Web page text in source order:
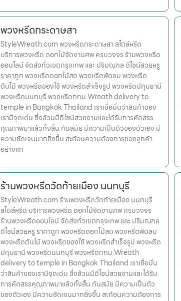
พวงหรีดกระดาษสา
StyleWreath.com พวงหรีดกระดาษสา สไตล์หรีด
บริการพวงหรีด ดอกไม้จัดงานศพ ครบวงจร ร้านพวงหรีด
ออนไลน์ จัดส่งทั่วเขตกรุงเทพ และ ปริมณฑล ดีไซน์สวยหรู
ราคาถูก พวงหรีดดอกไม้สด พวงหรีดพัดลม พวงหรีด
ต้นไม้ พวงหรีดของใช้ พวงหรีดสำเร็จรูป พวงหรีดปทุมธานี
พวงหรีดนนทบุรี พวงหรีดกทม Wreath delivery to
temple in Bangkok Thailand เราเชื่อมั่นว่าสินค้าของ
เรามีจุดเด่น ซึ่งล้วนมีดีไซน์สวยงามและได้รับการคัดสรร
คุณภาพมาแล้วทั้งสิ้น ทันสมัย มีความเป็นตัวของตัวเอง มี
ความชัดเจนมากยิ่งขึ้น สะท้อนความต้องการของลูกค้า
อย่างแท
ร้านพวงหรีดวัดท้ายเมือง นนทบุรี
StyleWreath.com ร้านพวงหรีดวัดท้ายเมือง นนทบุรี
สไตล์หรีด บริการพวงหรีด ดอกไม้จัดงานศพ ครบวงจร
ร้านพวงหรีดออนไลน์ จัดส่งทั่วเขตกรุงเทพ และ ปริมณฑล
ดีไซน์สวยหรู ราคาถูก พวงหรีดดอกไม้สด พวงหรีดพัดลม
พวงหรีดต้นไม้ พวงหรีดของใช้ พวงหรีดสำเร็จรูป พวงหรีด
ปทุมธานี พวงหรีดนนทบุรี พวงหรีดกทม Wreath
delivery to temple in Bangkok Thailand เราเชื่อมั่น
ว่าสินค้าของเรามีจุดเด่น ซึ่งล้วนมีดีไซน์สวยงามและได้รับ
การคัดสรรคุณภาพมาแล้วทั้งสิ้น ทันสมัย มีความเป็นตัว
ของตัวเอง มีความชัดเจนมากยิ่งขึ้น สะท้อนความต้องการ